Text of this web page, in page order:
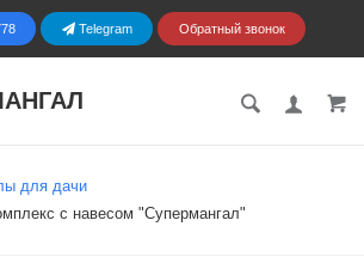
Telegram Обратный звонок
для дачи
с навесом "Супермангал"